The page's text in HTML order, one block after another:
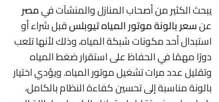
يبحث الكثير من أصحاب المنازل والمنشآت فيمصر
عنسعر بالونة موتور المياه تيوبلسقبل شراء أو
استبدال أحد مكونات شبكة المياه، وذلك لأنها تلعب
دورًا مهمًا في الحفاظ على استقرار ضغط المياه
وتقليل عدد مرات تشغيل موتور المياه. ويؤدي اختيار
بالونة مناسبة إلى تحسين كفاءة النظام بالكامل،